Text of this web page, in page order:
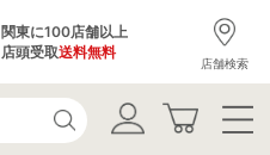
関東に100店舗以上
店頭受取送料無料
店舗検索